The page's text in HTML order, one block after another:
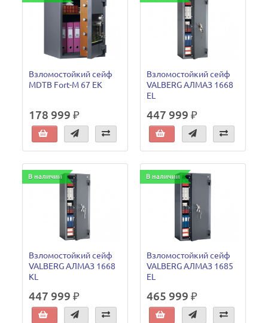
Взломостойкий сейф
MDTB Fort-M 67 EK
178 999 ₽
Взломостойкий сейф
VALBERG АЛМАЗ 1668
EL
447 999 ₽
В наличии
Взломостойкий сейф
VALBERG АЛМАЗ 1668
KL
447 999 ₽
В наличии
Взломостойкий сейф
VALBERG АЛМАЗ 1685
EL
465 999 ₽